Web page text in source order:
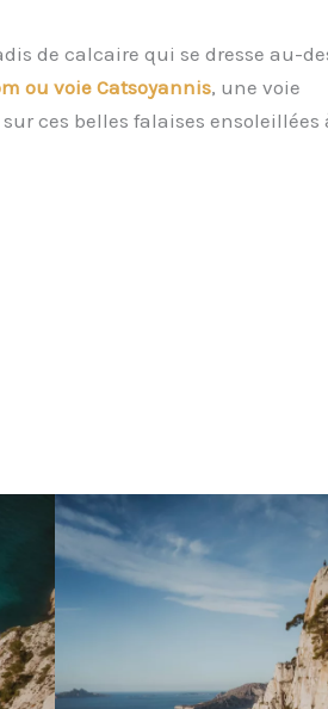
de calcaire qui se dresse au-
ou voie Catsoyannis, une voie
ces belles falaises ensoleillées